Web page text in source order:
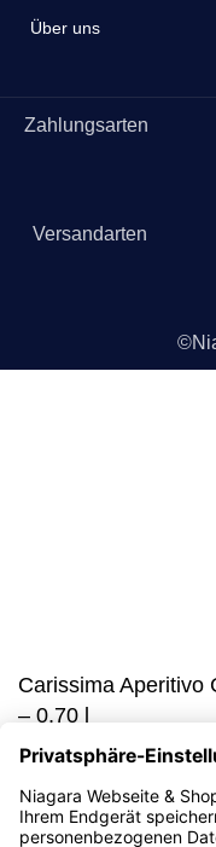
Über uns
Zahlungsarten
Versandarten
Carissima Aperitivo
– 0,70 l
15,98 €
125 vorrätig